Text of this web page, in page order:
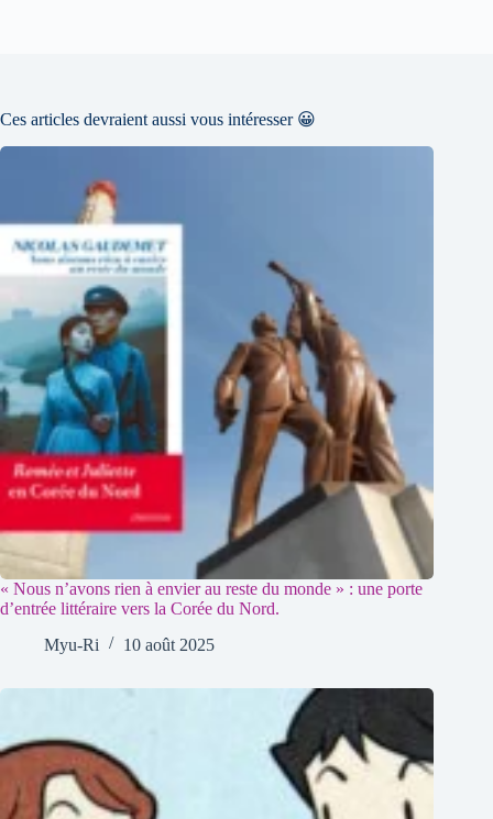
Ces articles devraient aussi vous intéresser 😀
« Nous n’avons rien à envier au reste du monde » : une porte
d’entrée littéraire vers la Corée du Nord.
Myu-Ri
10 août 2025